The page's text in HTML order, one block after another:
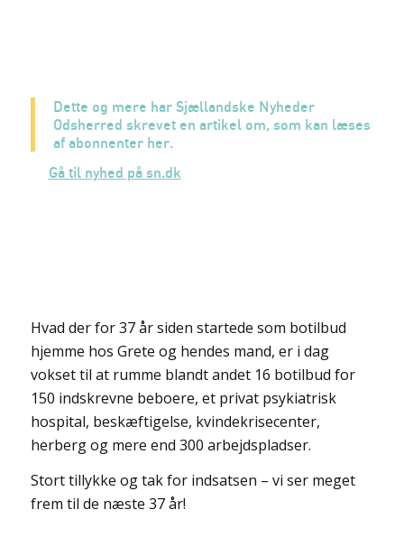
Dette og mere har Sjællandske Nyheder
Odsherred skrevet en artikel om, som kan læses
af abonnenter her.
Gå til nyhed på sn.dk
Hvad der for 37 år siden startede som botilbud
hjemme hos Grete og hendes mand, er i dag
vokset til at rumme blandt andet 16 botilbud for
150 indskrevne beboere, et privat psykiatrisk
hospital, beskæftigelse, kvindekrisecenter,
herberg og mere end 300 arbejdspladser.
Stort tillykke og tak for indsatsen – vi ser meget
frem til de næste 37 år!